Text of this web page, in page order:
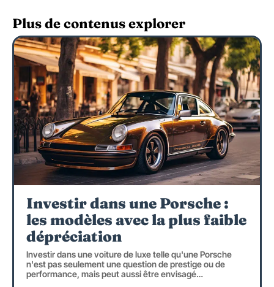
Plus de contenus explorer
Investir dans une Porsche :
les modèles avec la plus faible
dépréciation
Investir dans une voiture de luxe telle qu'une Porsche
n'est pas seulement une question de prestige ou de
performance, mais peut aussi être envisagé…